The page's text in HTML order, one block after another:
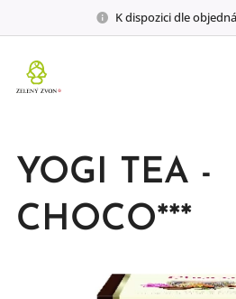
K dispozici dle
YOGI TEA -
CHOCO***